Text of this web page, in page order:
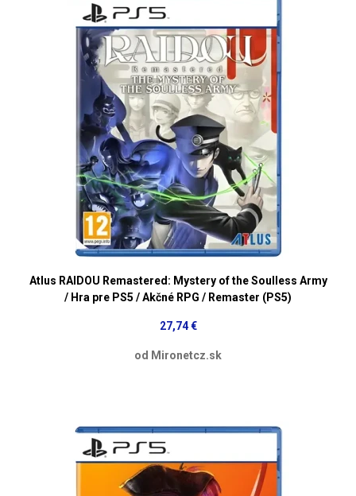
Atlus RAIDOU Remastered: Mystery of the Soulless Army
/ Hra pre PS5 / Akčné RPG / Remaster (PS5)
27,74 €
od Mironetcz.sk